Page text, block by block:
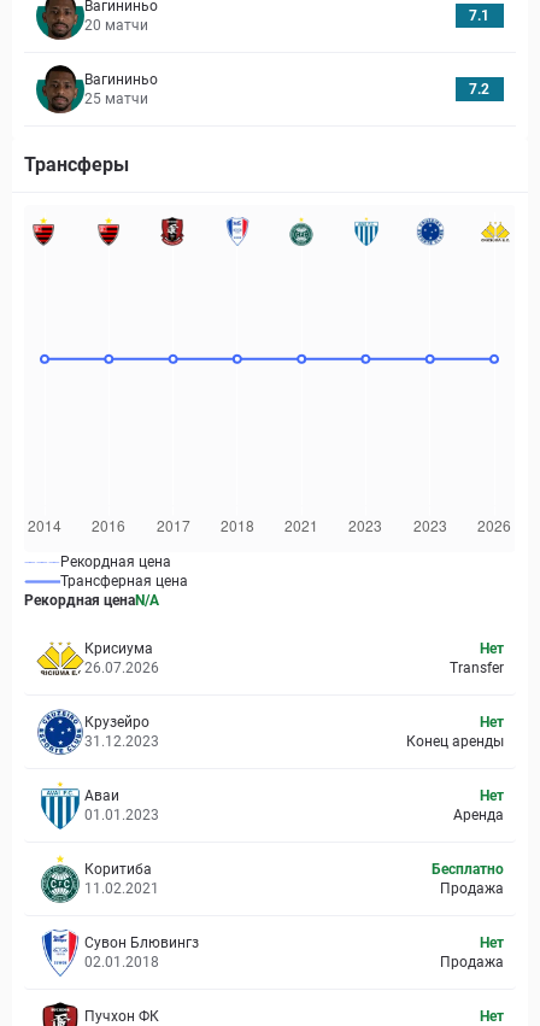
Вагининьо
20 матчи
7.1
Вагининьо
25 матчи
7.2
Трансферы
Рекордная цена
Трансферная цена
Рекордная ценаN/A
Крисиума
26.07.2026
Нет
Transfer
Крузейро
31.12.2023
Нет
Конец аренды
Аваи
01.01.2023
Нет
Аренда
Коритиба
11.02.2021
Бесплатно
Продажа
Сувон Блювингз
02.01.2018
Нет
Продажа
Пучхон ФК
Нет